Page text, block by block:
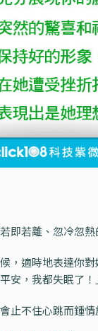
即若離、忽冷忽熱
，適時地表達你
安，我都失眠了！」
止不住心跳而鍾情